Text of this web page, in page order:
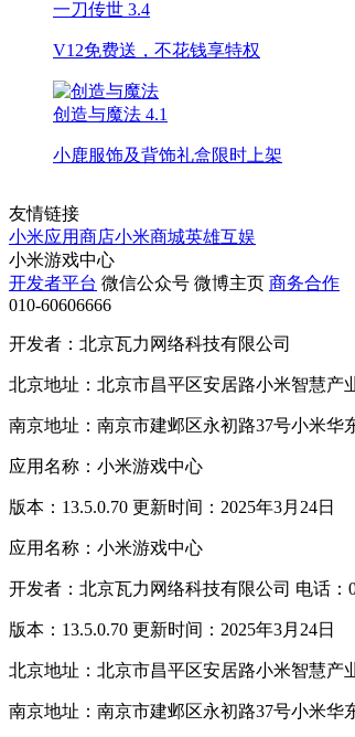
一刀传世 3.4
V12免费送，不花钱享特权
创造与魔法 4.1
小鹿服饰及背饰礼盒限时上架
友情链接
小米应用商店小米商城英雄互娱
小米游戏中心
开发者平台 微信公众号 微博主页 商务合作
010-60606666
开发者：北京瓦力网络科技有限公司
北京地址：北京市昌平区安居路小米智慧产
南京地址：南京市建邺区永初路37号小米华
应用名称：小米游戏中心
版本：13.5.0.70 更新时间：2025年3月24日
应用名称：小米游戏中心
开发者：北京瓦力网络科技有限公司 电话：
版本：13.5.0.70 更新时间：2025年3月24日
北京地址：北京市昌平区安居路小米智慧产
南京地址：南京市建邺区永初路37号小米华